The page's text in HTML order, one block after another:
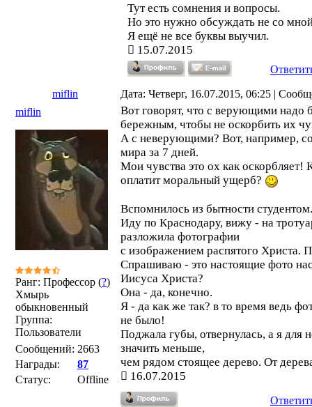
Тут есть сомнения и вопросы.
Но это нужно обсуждать не со
Я ещё не все буквы выучил.
15.07.2015
miflin
Дата: Четверг, 16.07.2015, 06:25 |
miflin
Ранг: Профессор (?)
Хмырь
обыкновенный
Группа:
Пользователи
Сообщений: 2663
Награды:
87
Статус:
Offline
Вот говорят, что с верующими надо
бережным, чтобы не оскорбить их
А с неверующими? Вот, например,
мира за 7 дней.
Мои чувства это ох как оскорбляет!
оплатит моральный ущерб?
Вспомнилось из бытности студентом.
Иду по Краснодару, вижу - на
разложила фотографии
с изображением распятого Христа.
Спрашиваю - это настоящие фото
Иисуса Христа?
Она - да, конечно.
Я - да как же так? в то время ведь
не было!
Поджала губы, отвернулась, а я для
значить меньше,
чем рядом стоящее дерево. От
16.07.2015